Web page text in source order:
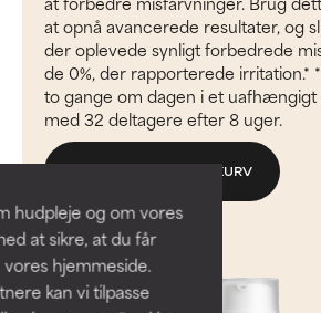
hudpleje og om vores
at sikre, at du får
hjemmeside.
kan vi tilpasse
at opnå avancerede resultater, og
der oplevede synligt forbedrede
de 0%, der rapporterede irritation.*
to gange om dagen i et uafhængigt
med 32 deltagere efter 8 uger.
TILFØJ TIL INDKØBSKURV